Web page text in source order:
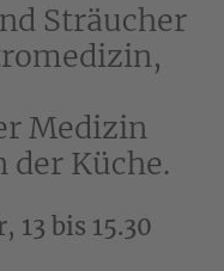
Sträucher
Medizin
der Küche.
13 bis 15.30